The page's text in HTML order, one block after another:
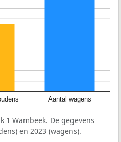
Aantal wagens
Wambeek. De gegevens
en 2023 (wagens).